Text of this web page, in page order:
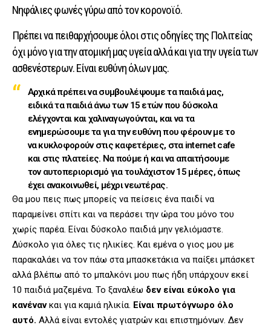
Νηφάλιες φωνές γύρω από τον κορονοϊό.
Πρέπει να πειθαρχήσουμε όλοι στις οδηγίες της Πολιτείας
όχι μόνο για την ατομική μας υγεία αλλά και για την υγεία των
ασθενέστερων. Είναι ευθύνη όλων μας.
Αρχικά πρέπει να συμβουλέψουμε τα παιδιά μας,
ειδικά τα παιδιά άνω των 15 ετών που δύσκολα
ελέγχονται και χαλιναγωγούνται, και να τα
ενημερώσουμε τα για την ευθύνη που φέρουν με το
να κυκλοφορούν στις καφετέριες, στα internet cafe
και στις πλατείες. Να πούμε ή και να απαιτήσουμε
τον αυτοπεριορισμό για τουλάχιστον 15 μέρες, όπως
έχει ανακοινωθεί, μέχρι νεωτέρας.
Θα μου πεις πως μπορείς να πείσεις ένα παιδί να
παραμείνει σπίτι και να περάσει την ώρα του μόνο του
χωρίς παρέα. Είναι δύσκολο παιδιά μην γελιόμαστε.
Δύσκολο για όλες τις ηλικίες. Και εμένα ο γιος μου με
παρακαλάει να τον πάω στα μπασκετάκια να παίξει μπάσκετ
αλλά βλέπω από το μπαλκόνι μου πως ήδη υπάρχουν εκεί
10 παιδιά μαζεμένα. Το ξαναλέω δεν είναι εύκολο για
κανένανκαι για καμιά ηλικία. Είναι πρωτόγνωρο όλο
αυτό. Αλλά είναι εντολές γιατρών και επιστημόνων. Δεν